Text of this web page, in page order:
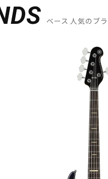
ベース 人気のブ